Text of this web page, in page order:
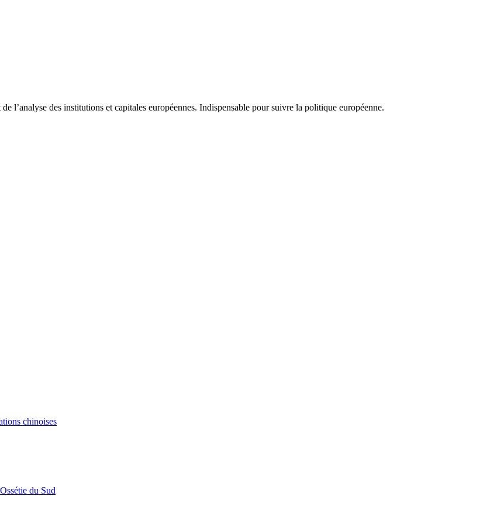
l’analyse des institutions et capitales européennes. Indispensable pour suivre la politique européenne.
chinoises
du Sud